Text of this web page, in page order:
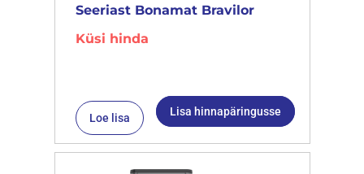
Seeriast Bonamat Bravilor
Küsi hinda
Loe lisa Lisa hinnapäringusse